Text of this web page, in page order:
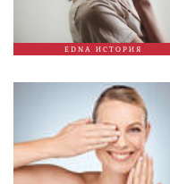
EDNA ИСТОРИЯ